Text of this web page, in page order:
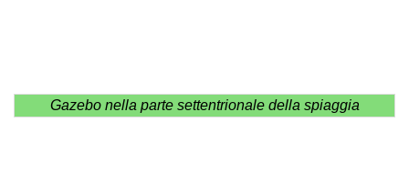
Gazebo nella parte settentrionale della spiaggia